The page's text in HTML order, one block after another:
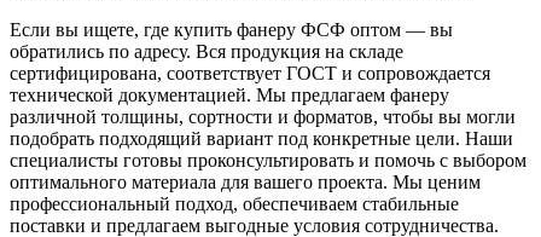
Если вы ищете, где купить фанеру ФСФ оптом — вы
обратились по адресу. Вся продукция на складе
сертифицирована, соответствует ГОСТ и сопровождается
технической документацией. Мы предлагаем фанеру
различной толщины, сортности и форматов, чтобы вы могли
подобрать подходящий вариант под конкретные цели. Наши
специалисты готовы проконсультировать и помочь с выбором
оптимального материала для вашего проекта. Мы ценим
профессиональный подход, обеспечиваем стабильные
поставки и предлагаем выгодные условия сотрудничества.